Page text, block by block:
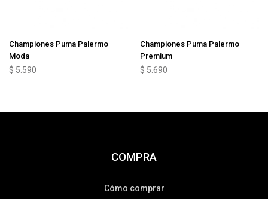
Championes Puma Palermo
Moda
$ 5.590
Championes Puma Palermo
Premium
$ 5.690
COMPRA
Cómo comprar